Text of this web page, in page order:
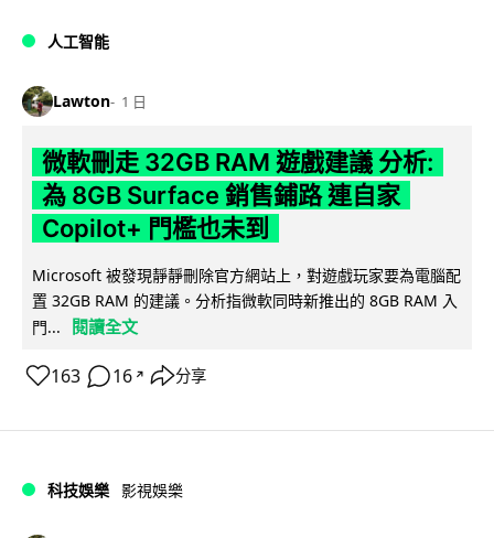
人工智能
Lawton 1 日
微軟刪走 32GB RAM 遊戲建議 分析:
為 8GB Surface 銷售鋪路 連自家
Copilot+ 門檻也未到
Microsoft 被發現靜靜刪除官方網站上，對遊戲玩家要為電腦配
置 32GB RAM 的建議。分析指微軟同時新推出的 8GB RAM 入
門...
閱讀全文
163 16 ↗ 分享
科技娛樂 影視娛樂